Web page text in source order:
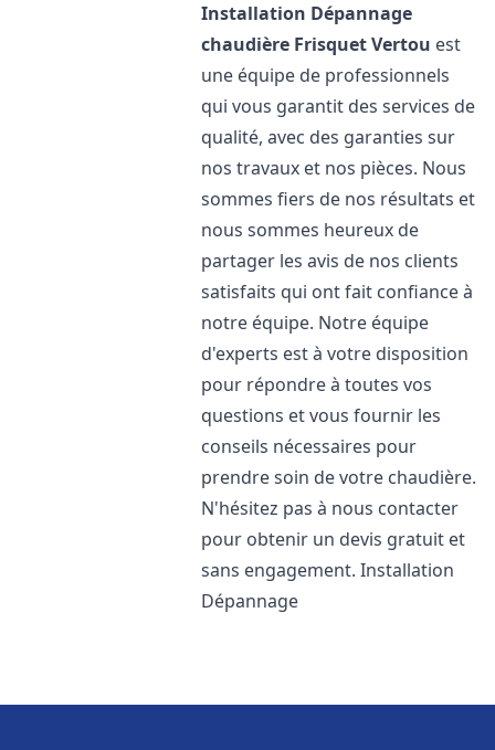
Installation Dépannage
chaudière FrisquetVertou est
une équipe de professionnels
qui vous garantit des services de
qualité, avec des garanties sur
nos travaux et nos pièces. Nous
sommes fiers de nos résultats et
nous sommes heureux de
partager les avis de nos clients
satisfaits qui ont fait confiance à
notre équipe. Notre équipe
d'experts est à votre disposition
pour répondre à toutes vos
questions et vous fournir les
conseils nécessaires pour
prendre soin de votre chaudière.
N'hésitez pas à nous contacter
pour obtenir un devis gratuit et
sans engagement. Installation
Dépannage